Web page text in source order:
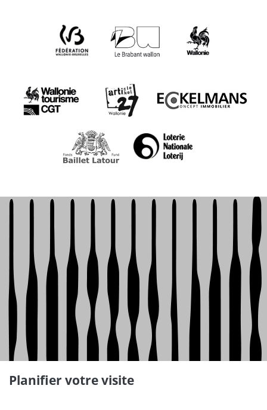
Planifier votre visite